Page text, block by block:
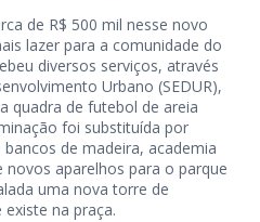
de R$ 500 mil nesse novo
lazer para a comunidade do
diversos serviços, através
Urbano (SEDUR),
quadra de futebol de areia
foi substituída por
de madeira, academia
aparelhos para o parque
uma nova torre de
na praça.